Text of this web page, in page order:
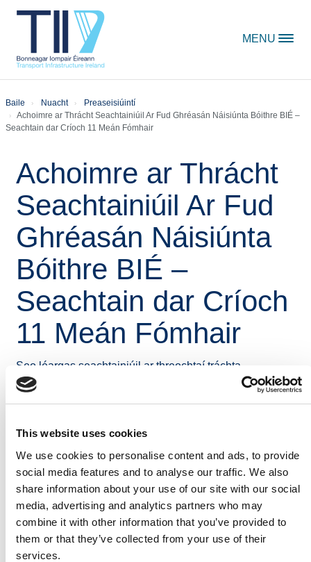
This website uses cookies
We use cookies to personalise content and ads, to provide
social media features and to analyse our traffic. We also
share information about your use of our site with our social
media, advertising and analytics partners who may
combine it with other information that you’ve provided to
them or that they’ve collected from your use of their
services.
MENU
Baile Nuacht
Preaseisiúintí
Achoimre ar Thrácht Seachtainiúil Ar Fud Ghréasán Náisiúnta Bóithre BIÉ –
Seachtain dar Críoch 11 Meán Fómhair
Achoimre ar Thrácht
Seachtainiúil Ar Fud
Ghréasán Náisiúnta
Bóithre BIÉ –
Seachtain dar Críoch
11 Meán Fómhair
Seo léargas seachtainiúil ar threochtaí tráchta
fadtéarmacha. Áirítear leis an achoimre:
Deais Tráchta a sholáthraíonn an meánsruth laethúil in
laethúil in aghaidh na seachtaine ag calafoirt Bhaile
Átha Cliath, Ros Láir agus Chorcaí
Cliceáil ar an nasc thíos le do thoil chun na sonraí
tráchta don tseachtain dar críoch 11 Meán Fómhair 2022
a fheiceáil.